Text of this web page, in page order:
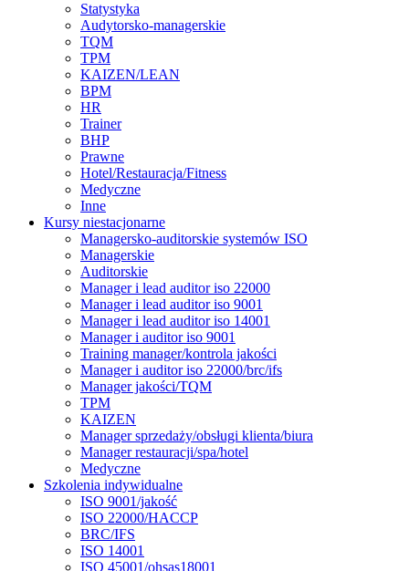
Statystyka
Audytorsko-managerskie
TQM
TPM
KAIZEN/LEAN
BPM
HR
Trainer
BHP
Prawne
Hotel/Restauracja/Fitness
Medyczne
Inne
Kursy niestacjonarne
Managersko-auditorskie systemów ISO
Managerskie
Auditorskie
Manager i lead auditor iso 22000
Manager i lead auditor iso 9001
Manager i lead auditor iso 14001
Manager i auditor iso 9001
Training manager/kontrola jakości
Manager i auditor iso 22000/brc/ifs
Manager jakości/TQM
TPM
KAIZEN
Manager sprzedaży/obsługi klienta/biura
Manager restauracji/spa/hotel
Medyczne
Szkolenia indywidualne
ISO 9001/jakość
ISO 22000/HACCP
BRC/IFS
ISO 14001
ISO 45001/ohsas18001